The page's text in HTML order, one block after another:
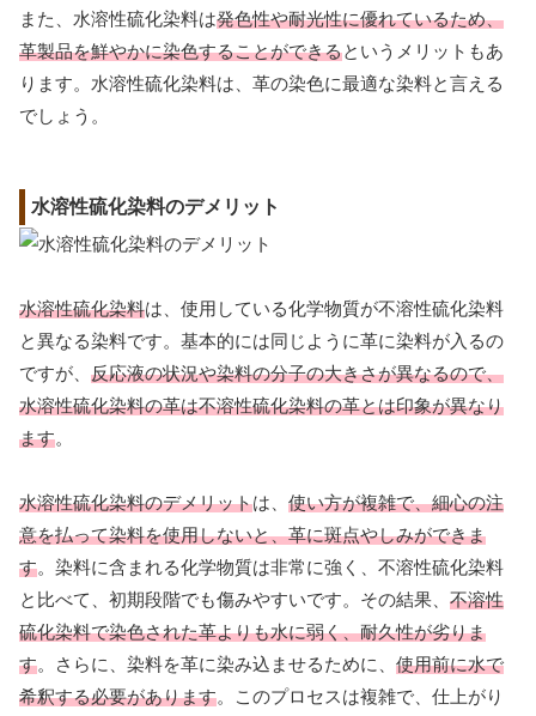
また、水溶性硫化染料は発色性や耐光性に優れているため、
革製品を鮮やかに染色することができるというメリットもあ
ります。水溶性硫化染料は、革の染色に最適な染料と言える
でしょう。
水溶性硫化染料のデメリット
水溶性硫化染料は、使用している化学物質が不溶性硫化染料
と異なる染料です。基本的には同じように革に染料が入るの
ですが、 反応液の状況や染料の分子の大きさが異なるので、
水溶性硫化染料の革は不溶性硫化染料の革とは印象が異なり
ます。
水溶性硫化染料のデメリットは、 使い方が複雑で、細心の注
意を払って染料を使用しないと、革に斑点やしみができま
す。染料に含まれる化学物質は非常に強く、不溶性硫化染料
と比べて、初期段階でも傷みやすいです。その結果、 不溶性
硫化染料で染色された革よりも水に弱く、耐久性が劣りま
す。さらに、染料を革に染み込ませるために、 使用前に水で
希釈する必要があります。このプロセスは複雑で、仕上がり